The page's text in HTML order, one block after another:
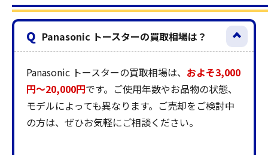
Q Panasonic トースターの買取相場は？
Panasonic トースターの買取相場は、 およそ3,000
円～20,000円です。ご使用年数やお品物の状態、
モデルによっても異なります。ご売却をご検討中
の方は、ぜひお気軽にご相談ください。